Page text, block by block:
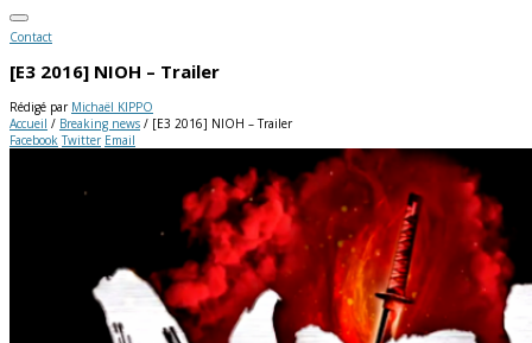
Contact
[E3 2016] NIOH – Trailer
Rédigé par Michaël KIPPO
Accueil / Breaking news / [E3 2016] NIOH – Trailer
Facebook Twitter Email